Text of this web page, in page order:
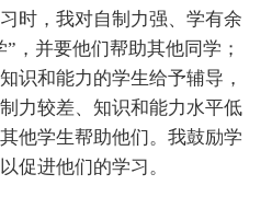
时，我对自制力强、学有余
，并要他们帮助其他同学；
识和能力的学生给予辅导，
力较差、知识和能力水平低
他学生帮助他们。我鼓励学
促进他们的学习。